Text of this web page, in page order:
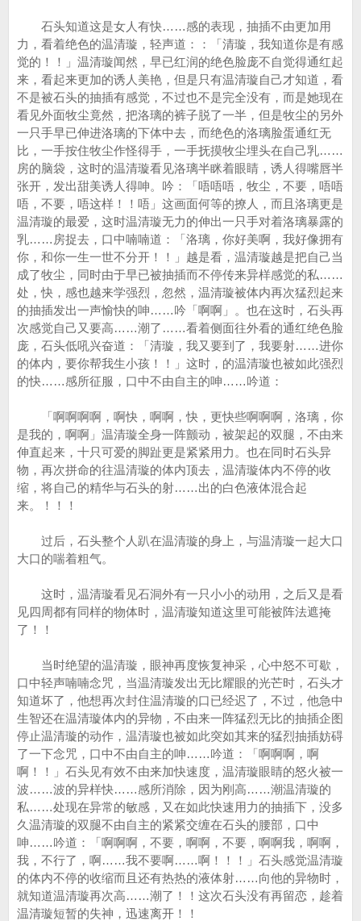
石头知道这是女人有快……感的表现，抽插不由更加用
力，看着绝色的温清璇，轻声道：：「清璇，我知道你是有感
觉的！！」温清璇闻然，早已红润的绝色脸庞不自觉得通红起
来，看起来更加的诱人美艳，但是只有温清璇自己才知道，看
不是被石头的抽插有感觉，不过也不是完全没有，而是她现在
看见外面牧尘竟然，把洛璃的裤子脱了一半，但是牧尘的另外
一只手早已伸进洛璃的下体中去，而绝色的洛璃脸蛋通红无
比，一手按住牧尘作怪得手，一手抚摸牧尘埋头在自己乳……
房的脑袋，这时的温清璇看见洛璃半眯着眼睛，诱人得嘴唇半
张开，发出甜美诱人得呻。吟：「唔唔唔，牧尘，不要，唔唔
唔，不要，唔这样！！唔」这画面何等的撩人，而且洛璃更是
温清璇的最爱，这时温清璇无力的伸出一只手对着洛璃暴露的
乳……房捉去，口中喃喃道：「洛璃，你好美啊，我好像拥有
你，和你一生一世不分开！！」越是看，温清璇越是把自己当
成了牧尘，同时由于早已被抽插而不停传来异样感觉的私……
处，快，感也越来学强烈，忽然，温清璇被体内再次猛烈起来
的抽插发出一声愉快的呻……吟「啊啊」。也在这时，石头再
次感觉自己又要高……潮了……看着侧面往外看的通红绝色脸
庞，石头低吼兴奋道：「清璇，我又要到了，我要射……进你
的体内，要你帮我生小孩！！」这时，的温清璇也被如此强烈
的快……感所征服，口中不由自主的呻……吟道：
「啊啊啊啊，啊快，啊啊，快，更快些啊啊啊，洛璃，你
是我的，啊啊」温清璇全身一阵颤动，被架起的双腿，不由来
伸直起来，十只可爱的脚趾更是紧紧用力。也在同时石头异
物，再次拼命的往温清璇的体内顶去，温清璇体内不停的收
缩，将自己的精华与石头的射……出的白色液体混合起
来。！！！
过后，石头整个人趴在温清璇的身上，与温清璇一起大口
大口的喘着粗气。
这时，温清璇看见石洞外有一只小小的动用，之后又是看
见四周都有同样的物体时，温清璇知道这里可能被阵法遮掩
了！！
当时绝望的温清璇，眼神再度恢复神采，心中怒不可歇，
口中轻声喃喃念咒，当温清璇发出无比耀眼的光芒时，石头才
知道坏了，他想再次封住温清璇的口已经迟了，不过，他急中
生智还在温清璇体内的异物，不由来一阵猛烈无比的抽插企图
停止温清璇的动作，温清璇也被如此突如其来的猛烈抽插妨碍
了一下念咒，口中不由自主的呻……吟道：「啊啊啊，啊
啊！！」石头见有效不由来加快速度，温清璇眼睛的怒火被一
波……波的异样快……感所消除，因为刚高……潮温清璇的
私……处现在异常的敏感，又在如此快速用力的抽插下，没多
久温清璇的双腿不由自主的紧紧交缠在石头的腰部，口中
呻……吟道：「啊啊啊，不要，啊啊，不要，啊啊我，啊啊，
我，不行了，啊……我不要啊……啊！！！」石头感觉温清璇
的体内不停的收缩而且还有热热的液体射……向他的异物时，
就知道温清璇再次高……潮了！！这次石头没有再留恋，趁着
温清璇短暂的失神，迅速离开！！